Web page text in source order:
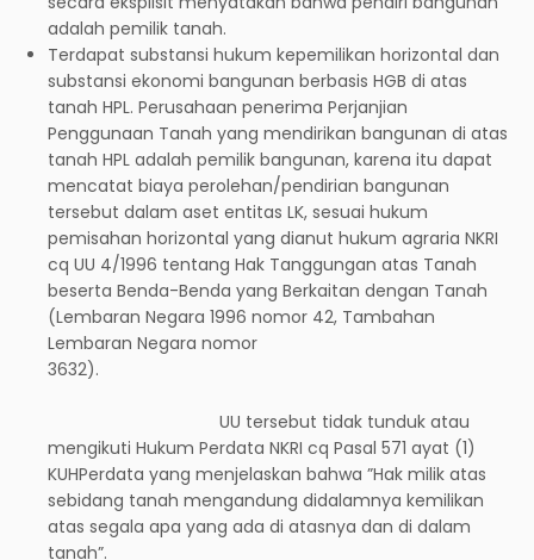
adalah pemilik tanah.
Terdapat substansi hukum kepemilikan horizontal dan
substansi ekonomi bangunan berbasis HGB di atas
tanah HPL. Perusahaan penerima Perjanjian
Penggunaan Tanah yang mendirikan bangunan di atas
tanah HPL adalah pemilik bangunan, karena itu dapat
mencatat biaya perolehan/pendirian bangunan
tersebut dalam aset entitas LK, sesuai hukum
pemisahan horizontal yang dianut hukum agraria NKRI
cq UU 4/1996 tentang Hak Tanggungan atas Tanah
beserta Benda-Benda yang Berkaitan dengan Tanah
(Lembaran Negara 1996 nomor 42, Tambahan
Lembaran Negara nomor
3632).
UU tersebut tidak tunduk atau
mengikuti Hukum Perdata NKRI cq Pasal 571 ayat (1)
KUHPerdata yang menjelaskan bahwa ”Hak milik atas
sebidang tanah mengandung didalamnya kemilikan
atas segala apa yang ada di atasnya dan di dalam
tanah”.